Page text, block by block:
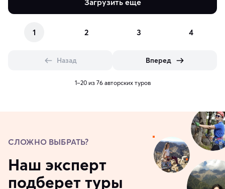
Загрузить еще
1 2 3 4
Назад Вперед
1–20 из 76 авторских туров
СЛОЖНО ВЫБРАТЬ?
Наш эксперт
подберет туры